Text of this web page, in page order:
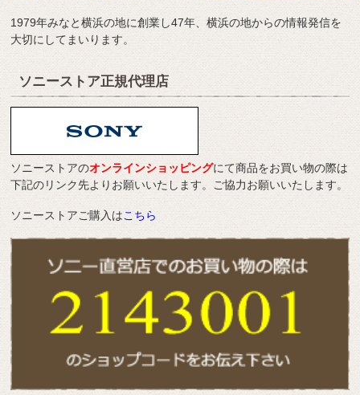
1979年みなと横浜の地に創業し47年、横浜の地からの情報発信を
大切にしてまいります。
ソニーストア正規代理店
ソニーストアのオンラインショッピングにて商品をお買い物の際は
下記のリンク先よりお願いいたします。ご協力お願いいたします。
ソニーストアご購入はこちら